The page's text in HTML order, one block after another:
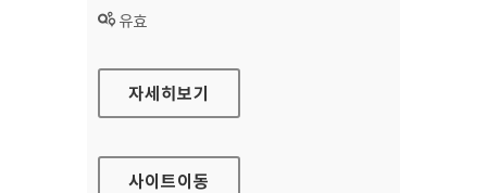
상태 :
유효
함께학교
자세히보기
사이트이동